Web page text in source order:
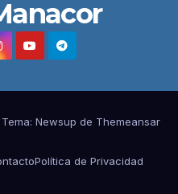
Tema: Newsup de Themeansar
Política de Privacidad